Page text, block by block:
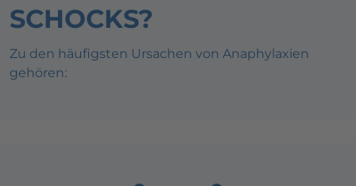
SCHOCKS?
Zu den häufigsten Ursachen von Anaphylaxien
gehören: